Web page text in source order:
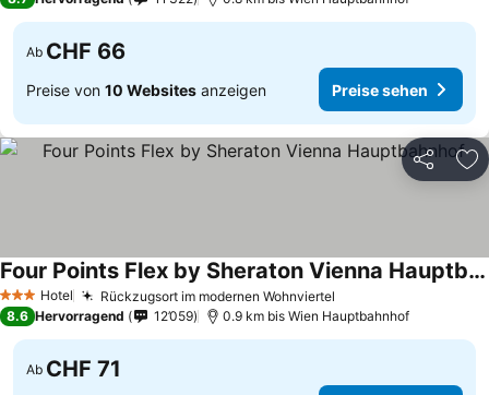
Ab CHF 66
Preise von 10 Websites anzeigen Preise sehen
Teilen
3 SterneHotel Rückzugsort im modernen Wohnviertel
Four Points Flex by Sheraton Vienna Hauptbahnhof
8.6 Hervorragend 12’059 0.9 km bis Wien Hauptbahnhof
Ab CHF 71